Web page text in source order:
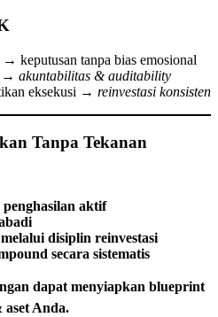
keputusan tanpa bias emosional
→ akuntabilitas & auditability
eksekusi → reinvestasi konsisten
Tanpa Tekanan
aktif
disiplin reinvestasi
secara sistematis
dapat menyiapkan blueprint
Anda.